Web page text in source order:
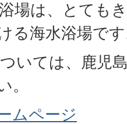
場は、とても
る海水浴場で
いては、鹿児
。
ムページ